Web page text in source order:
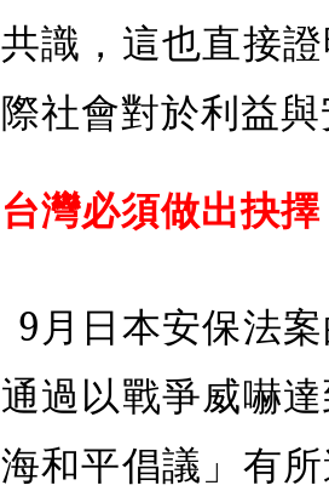
共識，這也直接
際社會對於利益
台灣必須做出抉擇
9月日本安保法
通過以戰爭威嚇
海和平倡議」有